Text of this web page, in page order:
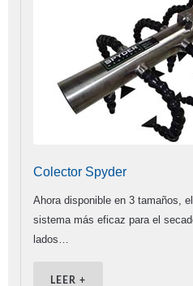
Colector Spyder
Ahora disponible en 3 tamaños,
sistema más eficaz para el
lados…
LEER +